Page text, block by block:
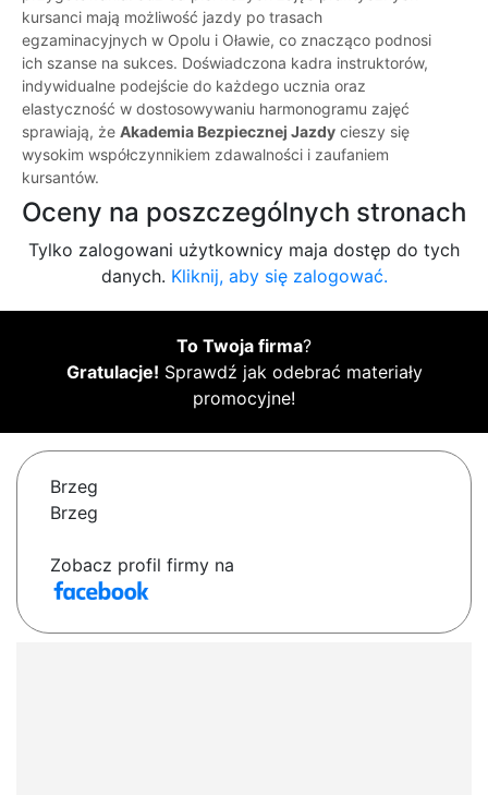
kursanci mają możliwość jazdy po trasach
egzaminacyjnych w Opolu i Oławie, co znacząco podnosi
ich szanse na sukces. Doświadczona kadra instruktorów,
indywidualne podejście do każdego ucznia oraz
elastyczność w dostosowywaniu harmonogramu zajęć
sprawiają, że Akademia Bezpiecznej Jazdy cieszy się
wysokim współczynnikiem zdawalności i zaufaniem
kursantów.
Oceny na poszczególnych stronach
Tylko zalogowani użytkownicy maja dostęp do tych
danych. Kliknij, aby się zalogować.
To Twoja firma?
Gratulacje! Sprawdź jak odebrać materiały
promocyjne!
Brzeg
Brzeg
Zobacz profil firmy na